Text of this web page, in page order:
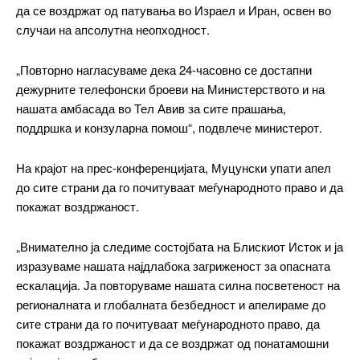
Etiam est nibh, lobortis sit
Praesent euismod ac
Nullam eu erat condimentum
Donec quis est ac felis
Orci varius natoque dolor
Pro
$100 / yearplaceholder text
ИЗБЕРЕТЕ ПЛАН
Full member access:
да се воздржат од патувања во Израел и Иран, освен во
случаи на апсолутна неопходност.
„Повторно нагласуваме дека 24-часовно се достапни
дежурните телефонски броеви на Министерството и на
нашата амбасада во Тел Авив за сите прашања,
поддршка и конзуларна помош“, подвлече министерот.
На крајот на прес-конференцијата, Муцунски упати апел
до сите страни да го почитуваат меѓународното право и да
покажат воздржаност.
„Внимателно ја следиме состојбата на Блискиот Исток и ја
изразуваме нашата најдлабока загриженост за опасната
ескалација. Ја повторуваме нашата силна посветеност на
регионалната и глобалната безбедност и апелираме до
сите страни да го почитуваат меѓународното право, да
покажат воздржаност и да се воздржат од понатамошни